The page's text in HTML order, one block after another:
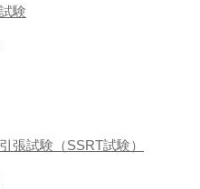
験
張試験（SSRT試験）